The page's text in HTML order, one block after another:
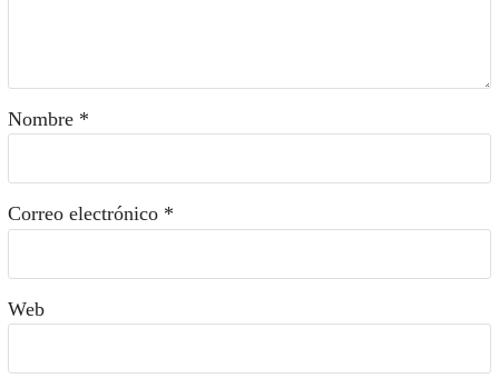
Nombre *
Correo electrónico *
Web